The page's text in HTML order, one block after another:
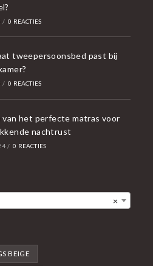
/ 0 REACTIES
tweepersoonsbed past bij
/ 0 REACTIES
van het perfecte matras voor
nachtrust
/ 0 REACTIES
×
BEIGE